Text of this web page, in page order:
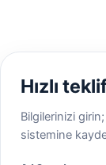
Hızlı
Bilgilerinizi
sistemine